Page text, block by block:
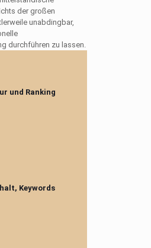
der großen
unabdingbar,
durchführen zu lassen.
und Ranking
Keywords